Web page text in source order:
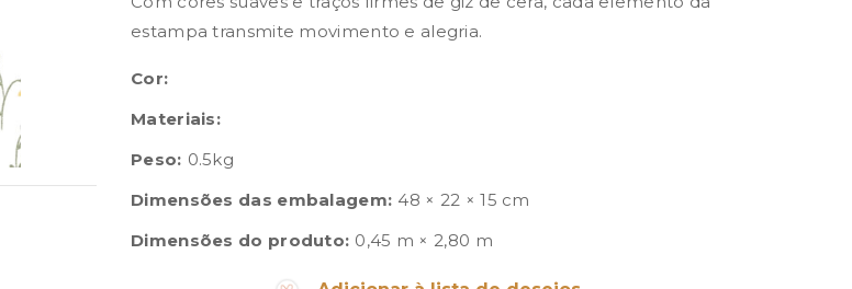
estampa transmite movimento e alegria.
Cor:
Materiais:
Peso: 0.5kg
Dimensões das embalagem: 48 × 22 × 15 cm
Dimensões do produto: 0,45 m × 2,80 m